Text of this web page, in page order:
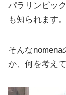
パラリンピッ
も知られます。
そんなnomena
か、何を考え